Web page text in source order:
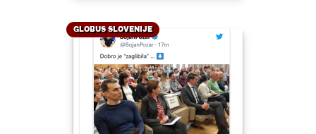
GLOBUS SLOVENIJE